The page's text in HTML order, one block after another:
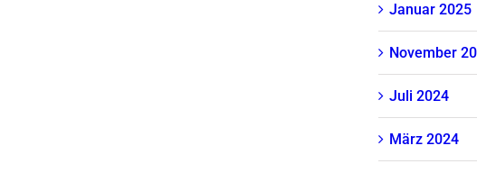
Januar 2025
November
Juli 2024
März 2024